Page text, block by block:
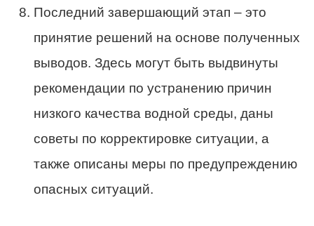
Последний завершающий этап – это
принятие решений на основе полученных
выводов. Здесь могут быть выдвинуты
рекомендации по устранению причин
низкого качества водной среды, даны
советы по корректировке ситуации, а
также описаны меры по предупреждению
опасных ситуаций.